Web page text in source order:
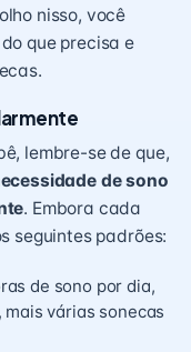
nisso, você
que precisa e
, lembre-se de que,
de sono
. Embora cada
seguintes padrões:
de sono por dia,
várias sonecas